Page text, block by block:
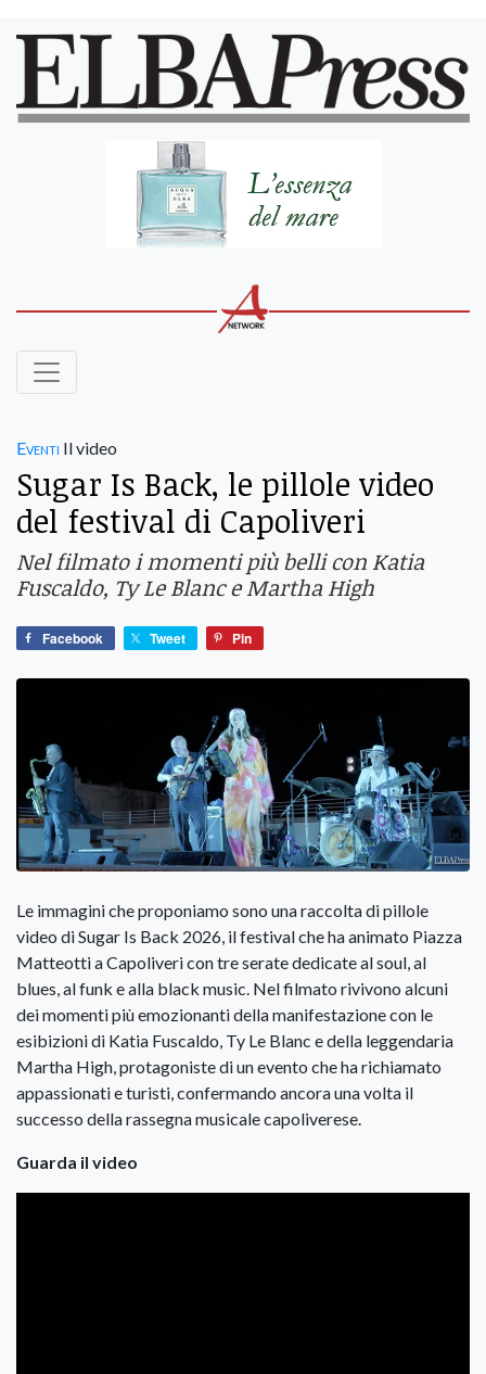
Eventi Il video
Sugar Is Back, le pillole video
del festival di Capoliveri
Nel filmato i momenti più belli con Katia
Fuscaldo, Ty Le Blanc e Martha High
Facebook Tweet Pin
Le immagini che proponiamo sono una raccolta di pillole
video di Sugar Is Back 2026, il festival che ha animato Piazza
Matteotti a Capoliveri con tre serate dedicate al soul, al
blues, al funk e alla black music. Nel filmato rivivono alcuni
dei momenti più emozionanti della manifestazione con le
esibizioni di Katia Fuscaldo, Ty Le Blanc e della leggendaria
Martha High, protagoniste di un evento che ha richiamato
appassionati e turisti, confermando ancora una volta il
successo della rassegna musicale capoliverese.
Guarda il video